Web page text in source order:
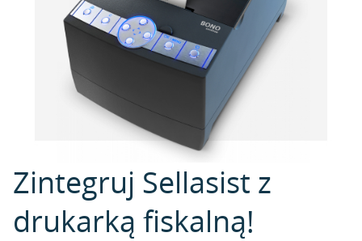
Zintegruj Sellasist z
drukarką fiskalną!